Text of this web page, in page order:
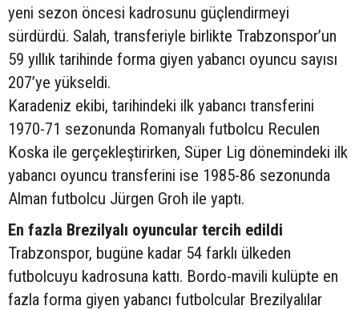
yeni sezon öncesi kadrosunu güçlendirmeyi
sürdürdü. Salah, transferiyle birlikte Trabzonspor’un
59 yıllık tarihinde forma giyen yabancı oyuncu sayısı
207’ye yükseldi.
Karadeniz ekibi, tarihindeki ilk yabancı transferini
1970-71 sezonunda Romanyalı futbolcu Reculen
Koska ile gerçekleştirirken, Süper Lig dönemindeki ilk
yabancı oyuncu transferini ise 1985-86 sezonunda
Alman futbolcu Jürgen Groh ile yaptı.
En fazla Brezilyalı oyuncular tercih edildi
Trabzonspor, bugüne kadar 54 farklı ülkeden
futbolcuyu kadrosuna kattı. Bordo-mavili kulüpte en
fazla forma giyen yabancı futbolcular Brezilyalılar